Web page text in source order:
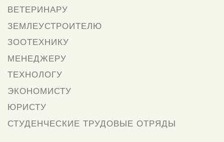
ВЕТЕРИНАРУ
ЗЕМЛЕУСТРОИТЕЛЮ
ЗООТЕХНИКУ
МЕНЕДЖЕРУ
ТЕХНОЛОГУ
ЭКОНОМИСТУ
ЮРИСТУ
СТУДЕНЧЕСКИЕ ТРУДОВЫЕ ОТРЯДЫ